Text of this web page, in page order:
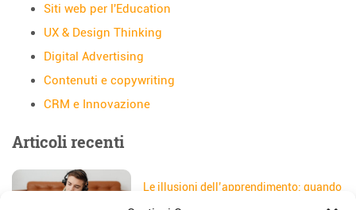
Siti web per l'Education
UX & Design Thinking
Digital Advertising
Contenuti e copywriting
CRM e Innovazione
Articoli recenti
Le illusioni dell’apprendimento: quando